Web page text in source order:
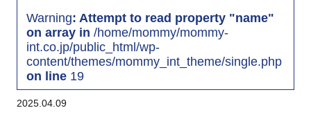
Warning: Attempt to read property "name"
on array in /home/mommy/mommy-
int.co.jp/public_html/wp-
content/themes/mommy_int_theme/single.php
on line 19
2025.04.09